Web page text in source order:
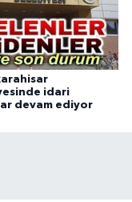
idari
devam ediyor